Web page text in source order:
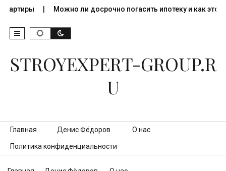
Можно ли досрочно погасить ипотеку и как это…
STROYEXPERT-GROUP.R
U
Перейти к контенту
Главная Денис Фёдоров О нас
Политика конфиденциальности